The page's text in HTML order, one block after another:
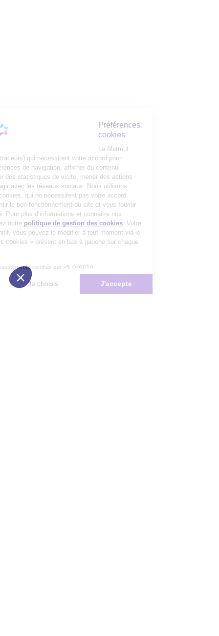
utilise des cookies (traceurs) qui nécessitent votre accord pour
mémoriser vos préférences de navigation, afficher du contenu
personnalisé, réaliser des statistiques de visite, mener des actions
publicitaires et interagir avec les réseaux sociaux. Nous utilisons
également d’autres cookies, qui ne nécessitent pas votre accord
préalable, pour garantir le bon fonctionnement du site et vous fournir
un service de qualité. Pour plus d’informations et connaitre nos
partenaires, consultez notre politique de gestion des cookies
choix n’est pas définitif, vous pouvez le modifier à tout moment via le
bouton « Gestion des cookies » présent en bas à gauche sur chaque
Consentements certifiés par
Non merci Je choisis